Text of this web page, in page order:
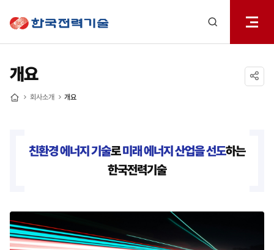
열기
개요
회사소개 개요
친환경 에너지 기술로미래 에너지 산업을 선도하는
한국전력기술